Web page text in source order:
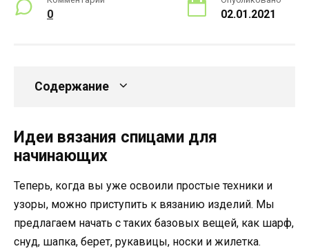
0 02.01.2021
Содержание
Идеи вязания спицами для
начинающих
Теперь, когда вы уже освоили простые техники и
узоры, можно приступить к вязанию изделий. Мы
предлагаем начать с таких базовых вещей, как шарф,
снуд, шапка, берет, рукавицы, носки и жилетка.